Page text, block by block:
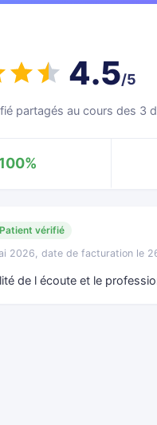
4.5/5
partagés au cours des 3
100%
Patient vérifié
2026, date de facturation le
de l écoute et le